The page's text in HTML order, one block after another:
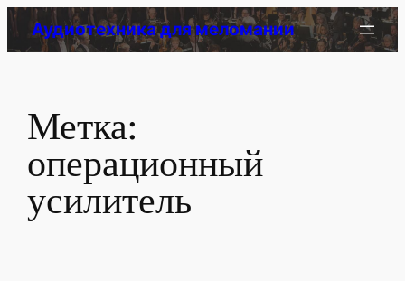
Перейти
Аудиотехника для меломании
Метка:
операционный
усилитель